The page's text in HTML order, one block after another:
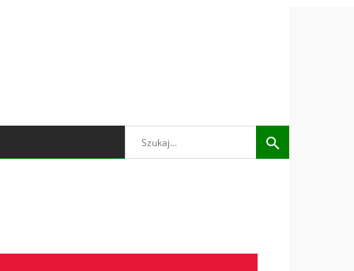
Search